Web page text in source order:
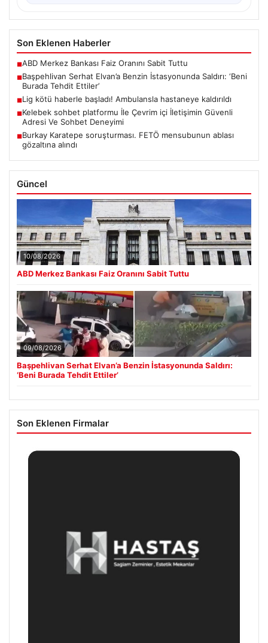
Son Eklenen Haberler
■ABD Merkez Bankası Faiz Oranını Sabit Tuttu
■Başpehlivan Serhat Elvan’a Benzin İstasyonunda Saldırı: ‘Beni
Burada Tehdit Ettiler’
■Lig kötü haberle başladı! Ambulansla hastaneye kaldırıldı
■Kelebek sohbet platformu İle Çevrim içi İletişimin Güvenli
Adresi Ve Sohbet Deneyimi
■Burkay Karatepe soruşturması. FETÖ mensubunun ablası
gözaltına alındı
Güncel
10/08/2026
ABD Merkez Bankası Faiz Oranını Sabit Tuttu
09/08/2026
Başpehlivan Serhat Elvan’a Benzin İstasyonunda Saldırı:
‘Beni Burada Tehdit Ettiler’
Son Eklenen Firmalar